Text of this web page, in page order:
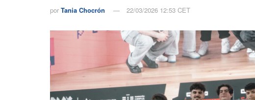
por Tania Chocrón 22/03/2026 12:53 CET